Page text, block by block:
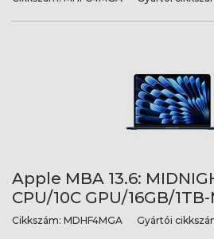
Apple MBA 13.6:
CPU/10C GPU/16GB/
Cikkszám: MDHF4MGA Gyártói